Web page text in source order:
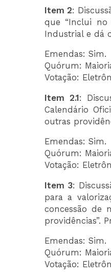
Item 2:
que “Inclui no
Industrial e dá
Emendas: Sim.
Quórum:
Votação:
Item 2.1:
Calendário
outras
Emendas: Sim.
Quórum:
Votação:
Item 3:
para a
concessão de
providências”.
Emendas: Sim.
Quórum:
Votação: